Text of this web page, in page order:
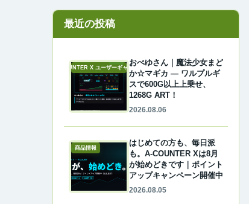
最近の投稿
A-COUNTER X ユーザーギャラリー
おぺゆさん｜魔法少女まど
か☆マギカ ― ワルプルギ
スで600G以上上乗せ、
1268G ART！
2026.08.06
商品情報
はじめての方も、毎日派
も。A-COUNTER Xは8月
が始めどきです｜ポイント
アップキャンペーン開催中
2026.08.05